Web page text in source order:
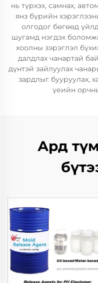
нь түрхэх, самнах,
янз бүрийн
олгодог бөгөөд
шугамд нэгдэх
хоолны зэрэглэл
далдлах чанартай
дүнтэй зайлуулах
зардлыг бууруулах,
үеийн
Ард